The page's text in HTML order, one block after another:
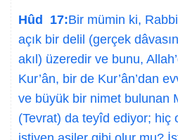
Hûd 17:Bir mümin ki,
açık bir delil (gerçek
akıl) üzeredir ve bunu,
Kur’ân, bir de Kur’ân’dan
ve büyük bir nimet bulunan
(Tevrat) da teyîd ediyor; hiç